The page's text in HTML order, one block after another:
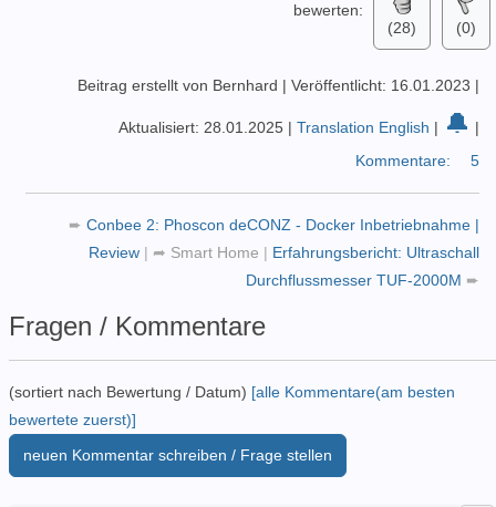
bewerten:
(28)
(0)
Beitrag erstellt von Bernhard | Veröffentlicht: 16.01.2023 |
Aktualisiert: 28.01.2025 | Translation English | 🔔 |
Kommentare:
5
➨ Conbee 2: Phoscon deCONZ - Docker Inbetriebnahme |
Review | ➦ Smart Home | Erfahrungsbericht: Ultraschall
Durchflussmesser TUF-2000M ➨
Fragen / Kommentare
(sortiert nach Bewertung / Datum) [alle Kommentare(am besten
bewertete zuerst)]
neuen Kommentar schreiben / Frage stellen